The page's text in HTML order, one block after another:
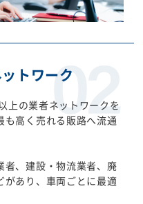
トワーク
上の業者ネットワークを
も高く売れる販路へ流通
者、建設・物流業者、廃
があり、車両ごとに最適